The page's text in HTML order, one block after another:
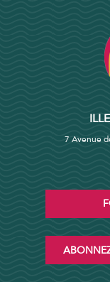
7 Avenue